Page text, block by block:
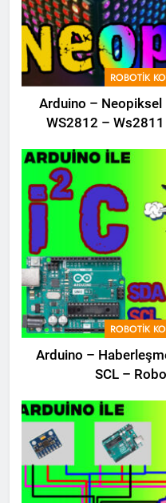
ROBOTIK
Arduino –
WS2812 –
ROBOTIK
Arduino –
SCL